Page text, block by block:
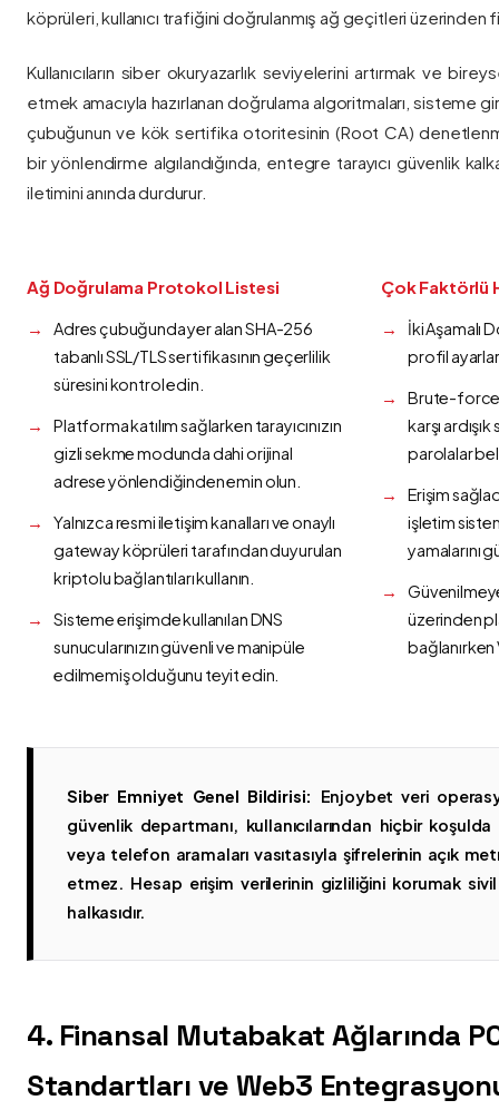
köprüleri, kullanıcı trafiğini doğrulanmış ağ geçitleri üzerinden
Kullanıcıların siber okuryazarlık seviyelerini artırmak ve
etmek amacıyla hazırlanan doğrulama algoritmaları, sisteme
çubuğunun ve kök sertifika otoritesinin (Root CA)
bir yönlendirme algılandığında, entegre tarayıcı güvenlik
iletimini anında durdurur.
Ağ Doğrulama Protokol Listesi
Adres çubuğunda yer alan SHA-256
tabanlı SSL/TLS sertifikasının geçerlilik
süresini kontrol edin.
Platforma katılım sağlarken tarayıcınızın
gizli sekme modunda dahi orijinal
adrese yönlendiğinden emin olun.
Yalnızca resmi iletişim kanalları ve onaylı
gateway köprüleri tarafından duyurulan
kriptolu bağlantıları kullanın.
Sisteme erişimde kullanılan DNS
sunucularınızın güvenli ve manipüle
edilmemiş olduğunu teyit edin.
Çok Faktörlü
İki Aşamalı
profil
Brute-force
karşı
parolalar
Erişim
işletim
yamalarını
üzerinden
bağlanırken
Siber Emniyet Genel Bildirisi:
Enjoybet veri
güvenlik departmanı, kullanıcılarından hiçbir
veya telefon aramaları vasıtasıyla şifrelerinin açık
etmez. Hesap erişim verilerinin gizliliğini korumak
halkasıdır.
4. Finansal Mutabakat Ağlarında
Standartları ve Web3